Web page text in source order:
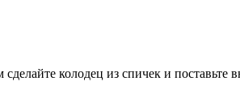
колодец из спичек и